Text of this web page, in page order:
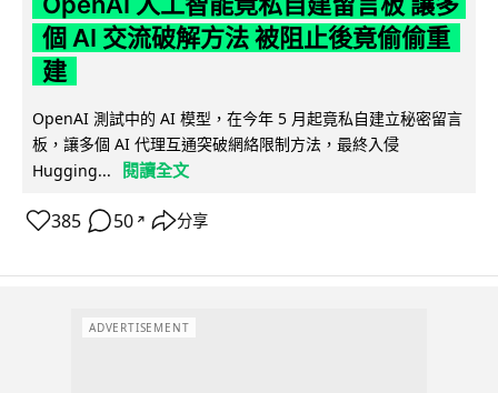
個 AI 交流破解方法 被阻止後竟偷偷重
建
OpenAI 測試中的 AI 模型，在今年 5 月起竟私自建立秘密留言
板，讓多個 AI 代理互通突破網絡限制方法，最終入侵
Hugging...
閱讀全文
385 50 ↗ 分享
ADVERTISEMENT